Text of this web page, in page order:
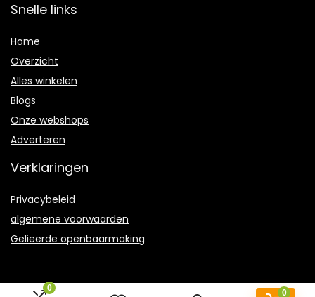
0
0
Snelle links
Home
Overzicht
Alles winkelen
Blogs
Onze webshops
Adverteren
Verklaringen
Privacybeleid
algemene voorwaarden
Gelieerde openbaarmaking